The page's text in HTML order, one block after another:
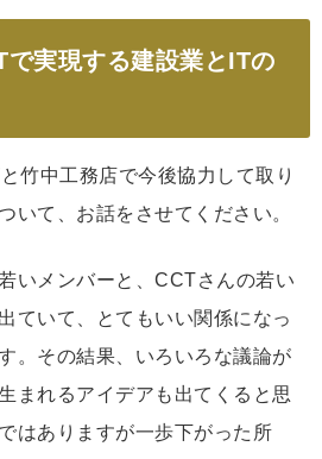
で実現する建設業とITの
竹中工務店で今後協力して取り
いて、お話をさせてください。
いメンバーと、CCTさんの若い
ていて、とてもいい関係になっ
。その結果、いろいろな議論が
まれるアイデアも出てくると思
はありますが一歩下がった所